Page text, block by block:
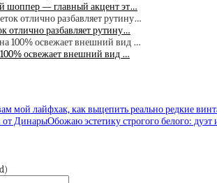
шоппер — главный акцент эт…
отлично разбавляет рутину…
освежает внешний вид …
мой лайфхак, как выцепить реально редкие
от ДинарыОбожаю эстетику строгого белого: